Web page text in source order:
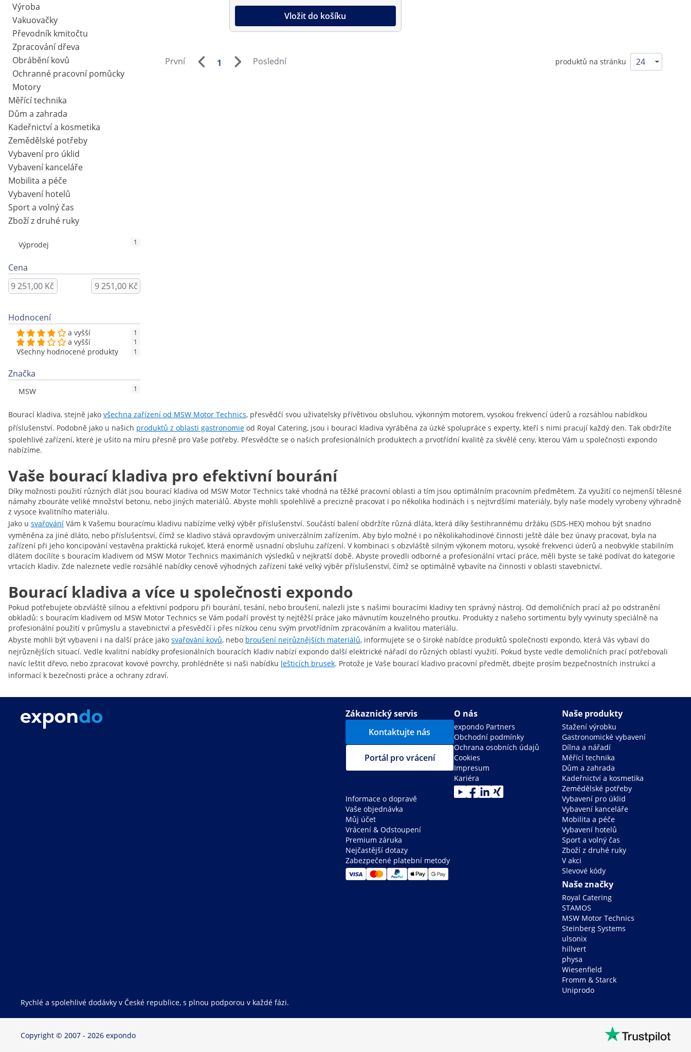
Výroba
Vakuovačky
Převodník kmitočtu
Zpracování dřeva
Obrábění kovů
Ochranné pracovní pomůcky
Motory
Měřící technika
Dům a zahrada
Kadeřnictví a kosmetika
Zemědělské potřeby
Vybavení pro úklid
Vybavení kanceláře
Mobilita a péče
Vybavení hotelů
Sport a volný čas
Zboží z druhé ruky
Výprodej 1
Cena
Hodnocení
a vyšší 1
a vyšší 1
Všechny hodnocené produkty 1
Značka
MSW 1
Vložit do košíku
První 1 Poslední produktů na stránku
Bourací kladiva, stejně jako všechna zařízení od MSW Motor Technics, přesvědčí svou uživatelsky přívětivou obsluhou, výkonným motorem, vysokou frekvencí úderů a rozsáhlou nabídkou
příslušenství. Podobně jako u našich produktů z oblasti gastronomie od Royal Catering, jsou i bourací kladiva vyráběna za úzké spolupráce s experty, kteří s nimi pracují každý den. Tak obdržíte
spolehlivé zařízení, které je ušito na míru přesně pro Vaše potřeby. Přesvědčte se o našich profesionálních produktech a prvotřídní kvalitě za skvělé ceny, kterou Vám u společnosti expondo
nabízíme.
Vaše bourací kladiva pro efektivní bourání
Díky možnosti použití různých dlát jsou bourací kladiva od MSW Motor Technics také vhodná na těžké pracovní oblasti a tím jsou optimálním pracovním předmětem. Za využití co nejmenší tělesné
námahy zbouráte veliké množství betonu, nebo jiných materiálů. Abyste mohli spolehlivě a precizně pracovat i po několika hodinách i s nejtvrdšími materiály, byly naše modely vyrobeny výhradně
z vysoce kvalitního materiálu.
Jako u svařování Vám k Vašemu bouracímu kladivu nabízíme velký výběr příslušenství. Součástí balení obdržíte různá dláta, která díky šestihrannému držáku (SDS-HEX) mohou být snadno
vyměněna za jiné dláto, nebo příslušentsví, čímž se kladivo stává opravdovým univerzálním zařízením. Aby bylo možné i po několikahodinové činnosti ještě dále bez únavy pracovat, byla na
zařízení při jeho koncipování vestavěna praktická rukojeť, která enormě usnadní obsluhu zařízení. V kombinaci s obzvláště silným výkonem motoru, vysoké frekvenci úderů a neobvykle stabilním
dlátem docílíte s bouracím kladivem od MSW Motor Technics maximáních výsledků v nejkratší době. Abyste provedli odborné a profesionální vrtací práce, měli byste se také podívat do kategorie
vrtacích kladiv. Zde naleznete vedle rozsáhlé nabídky cenově výhodných zařízení také velký výběr příslušenství, čímž se optimálně vybavíte na činnosti v oblasti stavebnictví.
Bourací kladiva a více u společnosti expondo
Pokud potřebujete obzvláště silnou a efektivní podporu při bourání, tesání, nebo broušení, nalezli jste s našimi bouracími kladivy ten správný nástroj. Od demoličních prací až po odstranění
obkladů: s bouracím kladivem od MSW Motor Technics se Vám podaří provést ty nejtěžší práce jako mávnutím kouzelného proutku. Produkty z našeho sortimentu byly vyvinuty speciálně na
profesionální použití v průmyslu a stavebnictví a přesvědčí i přes nízkou cenu svým prvotřídním zpracováním a kvalitou materiálu.
Abyste mohli být vybaveni i na další práce jako svařování kovů, nebo broušení nejrůznějších materiálů, informujete se o široké nabídce produktů společnosti expondo, která Vás vybaví do
nejrůznějších situací. Vedle kvalitní nabídky profesionálních bouracích kladiv nabízí expondo další elektrické nářadí do různých oblastí využití. Pokud byste vedle demoličních prací potřebovali
navíc leštit dřevo, nebo zpracovat kovové povrchy, prohlédněte si naši nabídku lešticích brusek. Protože je Vaše bourací kladivo pracovní předmět, dbejte prosím bezpečnostních instrukcí a
informací k bezečnosti práce a ochrany zdraví.
Zákaznický servis
Kontaktujte nás
Portál pro vrácení
Informace o dopravě
Vaše objednávka
Můj účet
Vrácení & Odstoupení
Premium záruka
Nejčastější dotazy
Zabezpečené platební metody
O nás
expondo Partners
Obchodní podmínky
Ochrana osobních údajů
Cookies
Impresum
Kariéra
Naše produkty
Stažení výrobku
Gastronomické vybavení
Dílna a nářadí
Měřící technika
Dům a zahrada
Kadeřnictví a kosmetika
Zemědělské potřeby
Vybavení pro úklid
Vybavení kanceláře
Mobilita a péče
Vybavení hotelů
Sport a volný čas
Zboží z druhé ruky
V akci
Slevové kódy
Naše značky
Royal Catering
STAMOS
MSW Motor Technics
Steinberg Systems
ulsonix
hillvert
physa
Wiesenfield
Fromm & Starck
Uniprodo
Rychlé a spolehlivé dodávky v České republice, s plnou podporou v každé fázi.
Copyright © 2007 - 2026 expondo